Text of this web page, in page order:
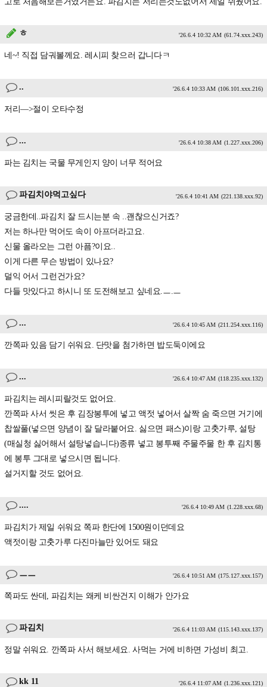
ㅎ '26.6.4 10:32 AM (61.74.xxx.243)
네~! 직접 담궈볼께요. 레시피 찾으러 갑니다ㅋ
.. '26.6.4 10:33 AM (106.101.xxx.216)
저리—>절이 오타수정
... '26.6.4 10:38 AM (1.227.xxx.206)
파는 김치는 국물 무게인지 양이 너무 적어요
파김치야먹고싶다 '26.6.4 10:41 AM (221.138.xxx.92)
궁금한데..파김치 잘 드시는분 속 ..괜찮으신거죠?
저는 하나만 먹어도 속이 아프더라고요.
신물 올라오는 그런 아픔?이요..
이게 다른 무슨 방법이 있나요?
덜익 어서 그런건가요?
다들 맛있다고 하시니 또 도전해보고 싶네요.ㅡ.ㅡ
... '26.6.4 10:45 AM (211.254.xxx.116)
깐쪽파 있음 담기 쉬워요. 단맛을 첨가하면 밥도둑이에요
... '26.6.4 10:47 AM (118.235.xxx.132)
파김치는 레시피랄것도 없어요.
깐쪽파 사서 씻은 후 김장봉투에 넣고 액젓 넣어서 살짝 숨 죽으면 거기에
찹쌀풀(넣으면 양념이 잘 달라붙어요. 싫으면 패스)이랑 고춧가루, 설탕
(매실청 싫어해서 설탕넣습니다)종류 넣고 봉투째 주물주물 한 후 김치통
에 봉투 그대로 넣으시면 됩니다.
설거지할 것도 없어요.
.... '26.6.4 10:49 AM (1.228.xxx.68)
파김치가 제일 쉬워요 쪽파 한단에 1500원이던데요
액젓이랑 고춧가루 다진마늘만 있어도 돼요
ㅡㅡ '26.6.4 10:51 AM (175.127.xxx.157)
쪽파도 싼데, 파김치는 왜케 비싼건지 이해가 안가요
파김치 '26.6.4 11:03 AM (115.143.xxx.137)
정말 쉬워요. 깐쪽파 사서 해보세요. 사먹는 거에 비하면 가성비 최고.
kk 11 '26.6.4 11:07 AM (1.236.xxx.121)